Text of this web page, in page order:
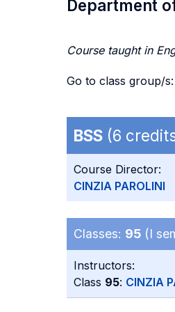
Department
Course taught in
Go to class group/s:
BSS (6
Course Director:
CINZIA PAROLINI
Classes: 95 (I
Instructors:
Class 95: CINZIA